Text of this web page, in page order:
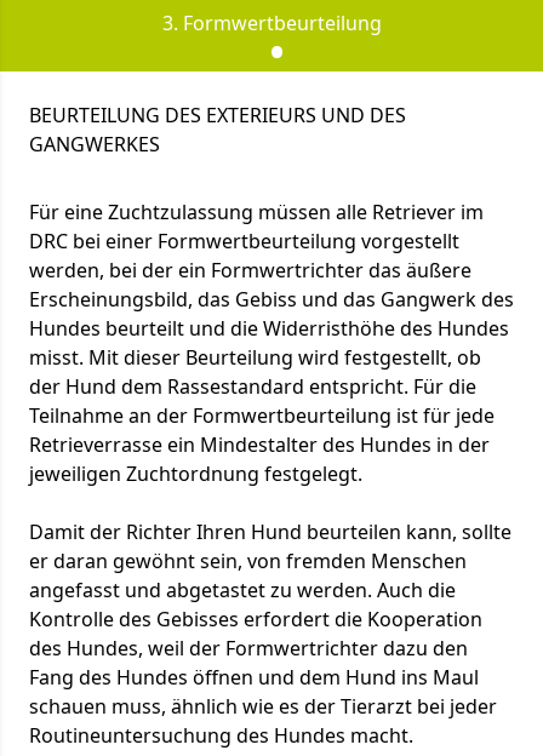
3. Formwertbeurteilung
BEURTEILUNG DES EXTERIEURS UND DES
GANGWERKES
Für eine Zuchtzulassung müssen alle Retriever im
DRC bei einer Formwertbeurteilung vorgestellt
werden, bei der ein Formwertrichter das äußere
Erscheinungsbild, das Gebiss und das Gangwerk des
Hundes beurteilt und die Widerristhöhe des Hundes
misst. Mit dieser Beurteilung wird festgestellt, ob
der Hund dem Rassestandard entspricht. Für die
Teilnahme an der Formwertbeurteilung ist für jede
Retrieverrasse ein Mindestalter des Hundes in der
jeweiligen Zuchtordnung festgelegt.
Damit der Richter Ihren Hund beurteilen kann, sollte
er daran gewöhnt sein, von fremden Menschen
angefasst und abgetastet zu werden. Auch die
Kontrolle des Gebisses erfordert die Kooperation
des Hundes, weil der Formwertrichter dazu den
Fang des Hundes öffnen und dem Hund ins Maul
schauen muss, ähnlich wie es der Tierarzt bei jeder
Routineuntersuchung des Hundes macht.